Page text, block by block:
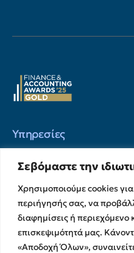
Σεβόμαστε την
Χρησιμοποιούμε cookies
περιήγησής σας, να
διαφημίσεις ή περιεχόμενο
επισκεψιμότητά μας.
«Αποδοχή Όλων»,
Υπηρεσίες
Διασφάλισης
Χρηματοικοικονομικές &
Συμβουλευτικές Υπηρεσίες
Υπηρεσίες Ανάπτυξης και
Καινοτομίας
Λογιστικές & Φορολογικές